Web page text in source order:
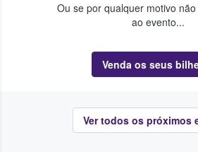
Ou se por qualquer motivo
ao evento...
Venda os seus
Ver todos os próximos